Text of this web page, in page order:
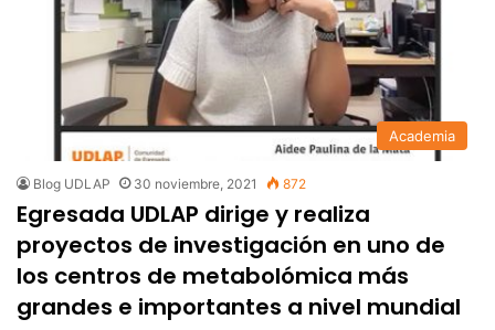
Academia
Blog UDLAP 30 noviembre, 2021 872
Egresada UDLAP dirige y realiza
proyectos de investigación en uno de
los centros de metabolómica más
grandes e importantes a nivel mundial